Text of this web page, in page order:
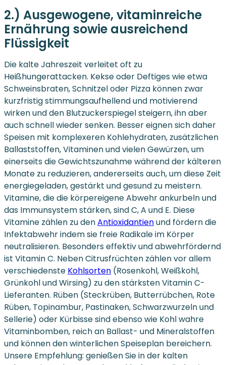
2.) Ausgewogene, vitaminreiche
Ernährung sowie ausreichend
Flüssigkeit
Die kalte Jahreszeit verleitet oft zu
Heißhungerattacken. Kekse oder Deftiges wie etwa
Schweinsbraten, Schnitzel oder Pizza können zwar
kurzfristig stimmungsaufhellend und motivierend
wirken und den Blutzuckerspiegel steigern, ihn aber
auch schnell wieder senken. Besser eignen sich daher
Speisen mit komplexeren Kohlehydraten, zusätzlichen
Ballaststoffen, Vitaminen und vielen Gewürzen, um
einerseits die Gewichtszunahme während der kälteren
Monate zu reduzieren, andererseits auch, um diese Zeit
energiegeladen, gestärkt und gesund zu meistern.
Vitamine, die die körpereigene Abwehr ankurbeln und
das Immunsystem stärken, sind C, A und E. Diese
Vitamine zählen zu denAntioxidantienund fördern die
Infektabwehr indem sie freie Radikale im Körper
neutralisieren. Besonders effektiv und abwehrfördernd
ist Vitamin C. Neben Citrusfrüchten zählen vor allem
verschiedenste Kohlsorten (Rosenkohl, Weißkohl,
Grünkohl und Wirsing) zu den stärksten Vitamin C-
Lieferanten. Rüben (Steckrüben, Butterrübchen, Rote
Rüben, Topinambur, Pastinaken, Schwarzwurzeln und
Sellerie) oder Kürbisse sind ebenso wie Kohl wahre
Vitaminbomben, reich an Ballast- und Mineralstoffen
und können den winterlichen Speiseplan bereichern.
Unsere Empfehlung: genießen Sie in der kalten